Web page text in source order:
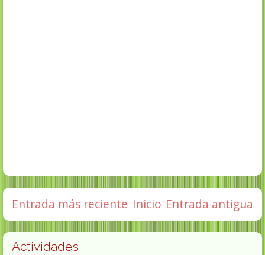
Entrada más reciente Entrada antigua
Inicio
Actividades